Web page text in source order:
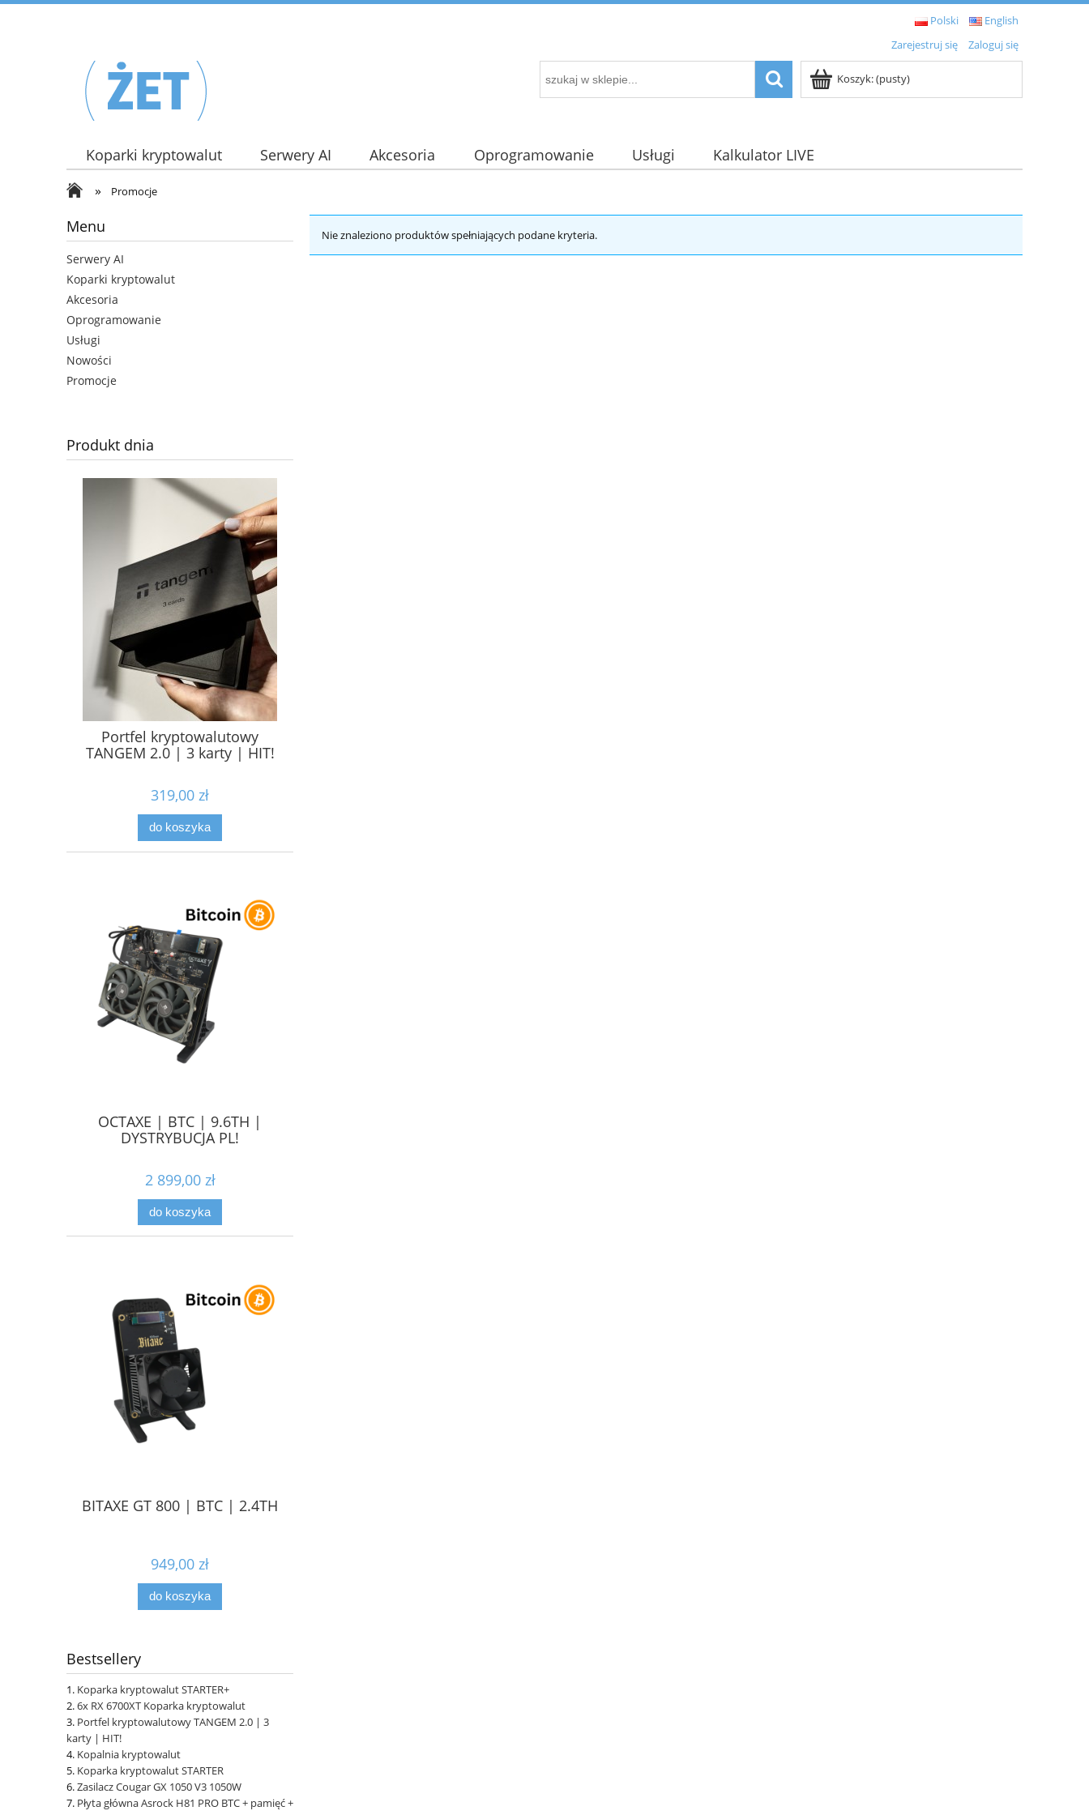
Polski
English
Zarejestruj się
Zaloguj się
Koszyk:(pusty)
Koparki kryptowalut Serwery AI Akcesoria Oprogramowanie Usługi Kalkulator LIVE
» Promocje
Menu
Serwery AI
Koparki kryptowalut
Akcesoria
Oprogramowanie
Usługi
Nowości
Promocje
Produkt dnia
Portfel kryptowalutowy
TANGEM 2.0 | 3 karty | HIT!
319,00 zł
do koszyka
OCTAXE | BTC | 9.6TH |
DYSTRYBUCJA PL!
2 899,00 zł
do koszyka
BITAXE GT 800 | BTC | 2.4TH
949,00 zł
do koszyka
Bestsellery
Koparka kryptowalut STARTER+
6x RX 6700XT Koparka kryptowalut
Portfel kryptowalutowy TANGEM 2.0 | 3
karty | HIT!
Kopalnia kryptowalut
Koparka kryptowalut STARTER
Zasilacz Cougar GX 1050 V3 1050W
Płyta główna Asrock H81 PRO BTC + pamięć +
Nie znaleziono produktów spełniających podane kryteria.